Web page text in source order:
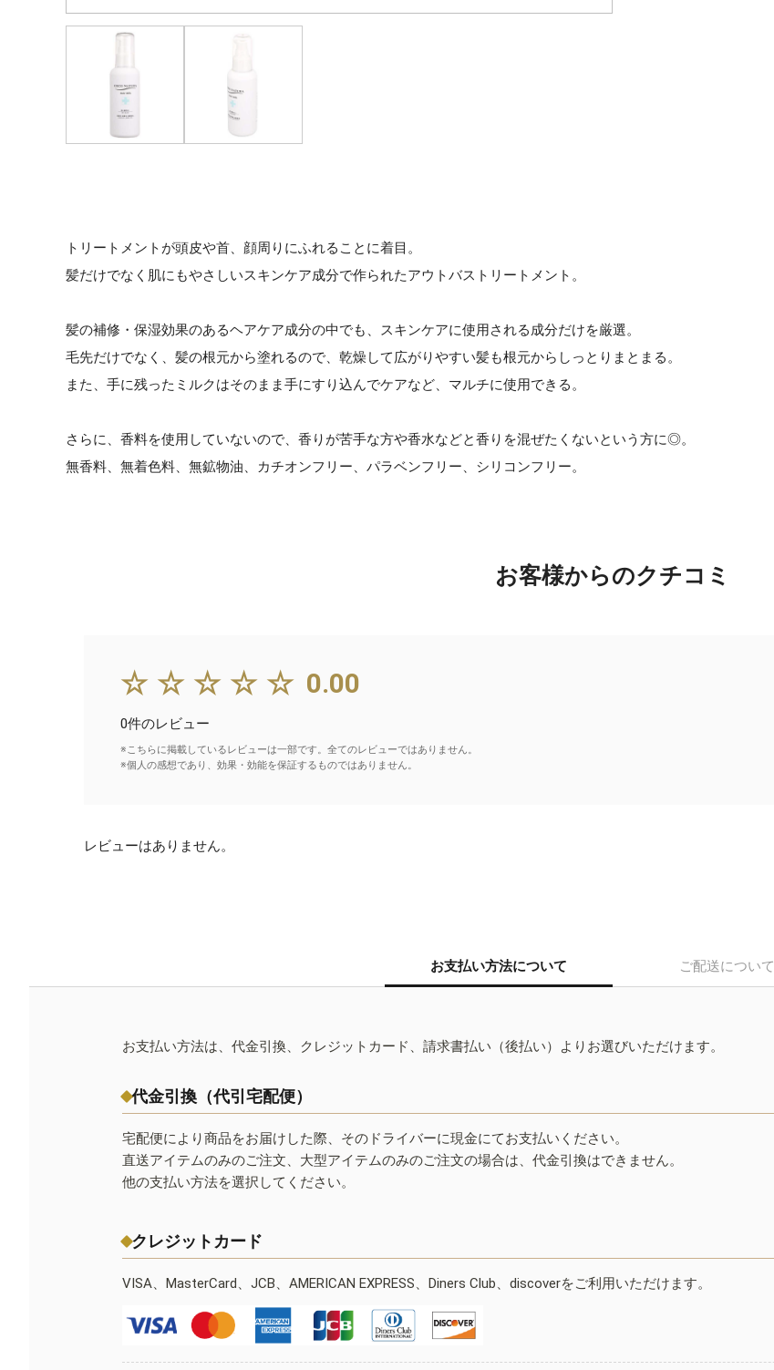
トリートメントが頭皮や首、顔周りにふれることに着目。
髪だけでなく肌にもやさしいスキンケア成分で作られたアウトバストリートメント。
髪の補修・保湿効果のあるヘアケア成分の中でも、スキンケアに使用される成分だけを厳選。
毛先だけでなく、髪の根元から塗れるので、乾燥して広がりやすい髪も根元からしっとりまとまる。
また、手に残ったミルクはそのまま手にすり込んでケアなど、マルチに使用できる。
さらに、香料を使用していないので、香りが苦手な方や香水などと香りを混ぜたくないという方に◎。
無香料、無着色料、無鉱物油、カチオンフリー、パラベンフリー、シリコンフリー。
お客様からのクチコミ
☆☆☆☆☆ 0.00
0件のレビュー
※こちらに掲載しているレビューは一部です。全てのレビューではありません。
※個人の感想であり、効果・効能を保証するものではありません。
レビューはありません。
お支払い方法について ご配送について
お支払い方法は、代金引換、クレジットカード、請求書払い（後払い）よりお選びいただけます。
代金引換（代引宅配便）
宅配便により商品をお届けした際、そのドライバーに現金にてお支払いください。
直送アイテムのみのご注文、大型アイテムのみのご注文の場合は、代金引換はできません。
他の支払い方法を選択してください。
クレジットカード
VISA、MasterCard、JCB、AMERICAN EXPRESS、Diners Club、discoverをご利用いただけます。